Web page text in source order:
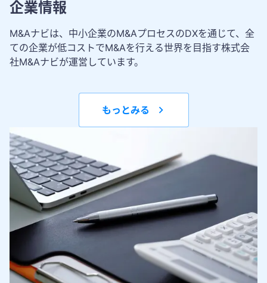
企業情報
M&Aナビは、中小企業のM&AプロセスのDXを通じて、全
ての企業が低コストでM&Aを行える世界を目指す株式会
社M&Aナビが運営しています。
もっとみる